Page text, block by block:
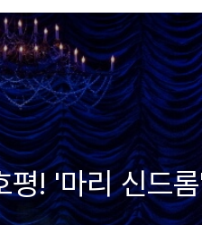
평! '마리 신드